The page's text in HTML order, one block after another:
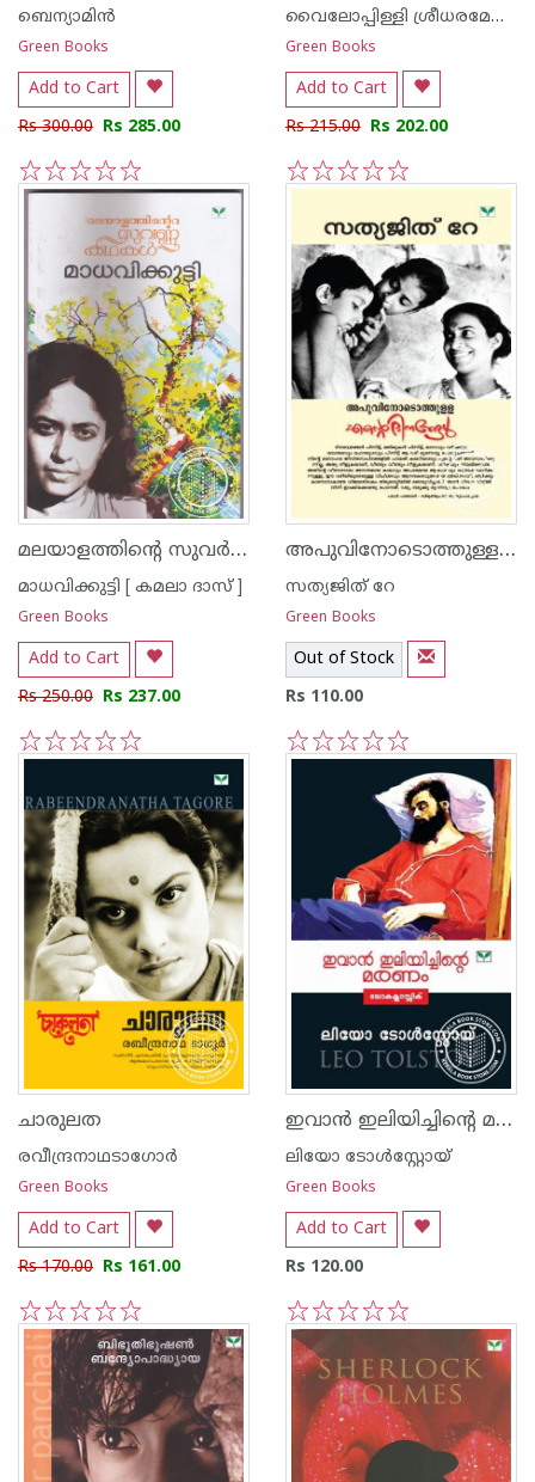
ബെന്യാമിന്‍
Green Books
Add to Cart
Rs 300.00 Rs 285.00
5
4
3
2
1
വൈലോപ്പിള്ളി ശ്രീധരമേനോ‌ന്‍
Green Books
Add to Cart
Rs 215.00 Rs 202.00
5
4
3
2
1
മലയാളത്തിന്റെ സുവര്‍ണ്ണ കഥകള്‍ - മാധവിക്കുട്ടി
മാധവിക്കുട്ടി [ കമലാ ദാസ് ]
Green Books
Add to Cart
Rs 250.00 Rs 237.00
5
4
3
2
1
അപുവിനോടൊത്തുള്ള എന്റെ ദിനങ്ങള്‍
സത്യജിത് റേ
Green Books
Out of Stock
Rs 110.00
5
4
3
2
1
ചാരുലത
രവീന്ദ്രനാഥടാഗോര്‍
Green Books
Add to Cart
Rs 170.00 Rs 161.00
5
4
3
2
1
ഇവാ‌ന്‍ ഇലിയിച്ചിന്റെ മരണം
ലിയോ ടോള്‍സ്റ്റോയ്
Green Books
Add to Cart
Rs 120.00
5
4
3
2
1